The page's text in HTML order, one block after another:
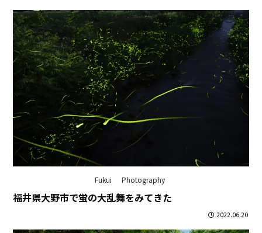
Fukui Photography
福井県大野市で蛍の大乱舞をみてきた
2022.06.20